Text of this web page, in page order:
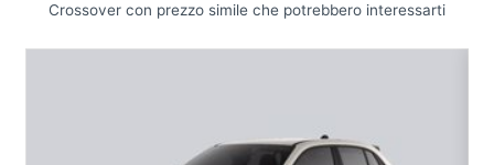
Crossover con prezzo simile che potrebbero interessarti